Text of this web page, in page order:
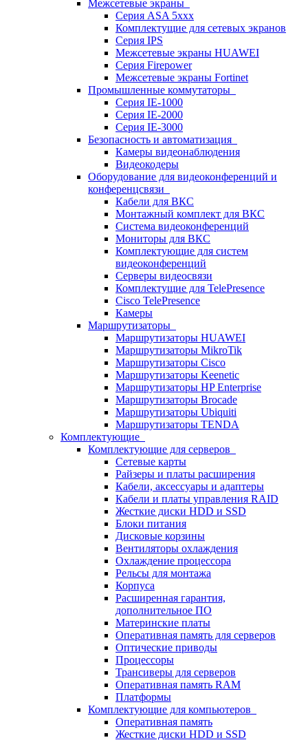
Межсетевые экраны
Серия ASA 5xxx
Комплектущие для сетевых экранов
Серия IPS
Межсетевые экраны HUAWEI
Серия Firepower
Межсетевые экраны Fortinet
Промышленные коммутаторы
Серия IE-1000
Серия IE-2000
Серия IE-3000
Безопасность и автоматизация
Камеры видеонаблюдения
Видеокодеры
Оборудование для видеоконференций и
конференцсвязи
Кабели для ВКС
Монтажный комплект для ВКС
Система видеоконференций
Мониторы для ВКС
Комплектующие для систем
видеоконференций
Серверы видеосвязи
Комплектущие для TelePresence
Cisco TelePresence
Камеры
Маршрутизаторы
Маршрутизаторы HUAWEI
Маршрутизаторы MikroTik
Маршрутизаторы Cisco
Маршрутизаторы Keenetic
Маршрутизаторы HP Enterprise
Маршрутизаторы Brocade
Маршрутизаторы Ubiquiti
Маршрутизаторы TENDA
Комплектующие
Комплектующие для серверов
Сетевые карты
Райзеры и платы расширения
Кабели, аксессуары и адаптеры
Кабели и платы управления RAID
Жесткие диски HDD и SSD
Блоки питания
Дисковые корзины
Вентиляторы охлаждения
Охлаждение процессора
Рельсы для монтажа
Корпуса
Расширенная гарантия,
дополнительное ПО
Материнские платы
Оперативная память для серверов
Оптические приводы
Процессоры
Трансиверы для серверов
Оперативная память RAM
Платформы
Комплектующие для компьютеров
Оперативная память
Жесткие диски HDD и SSD